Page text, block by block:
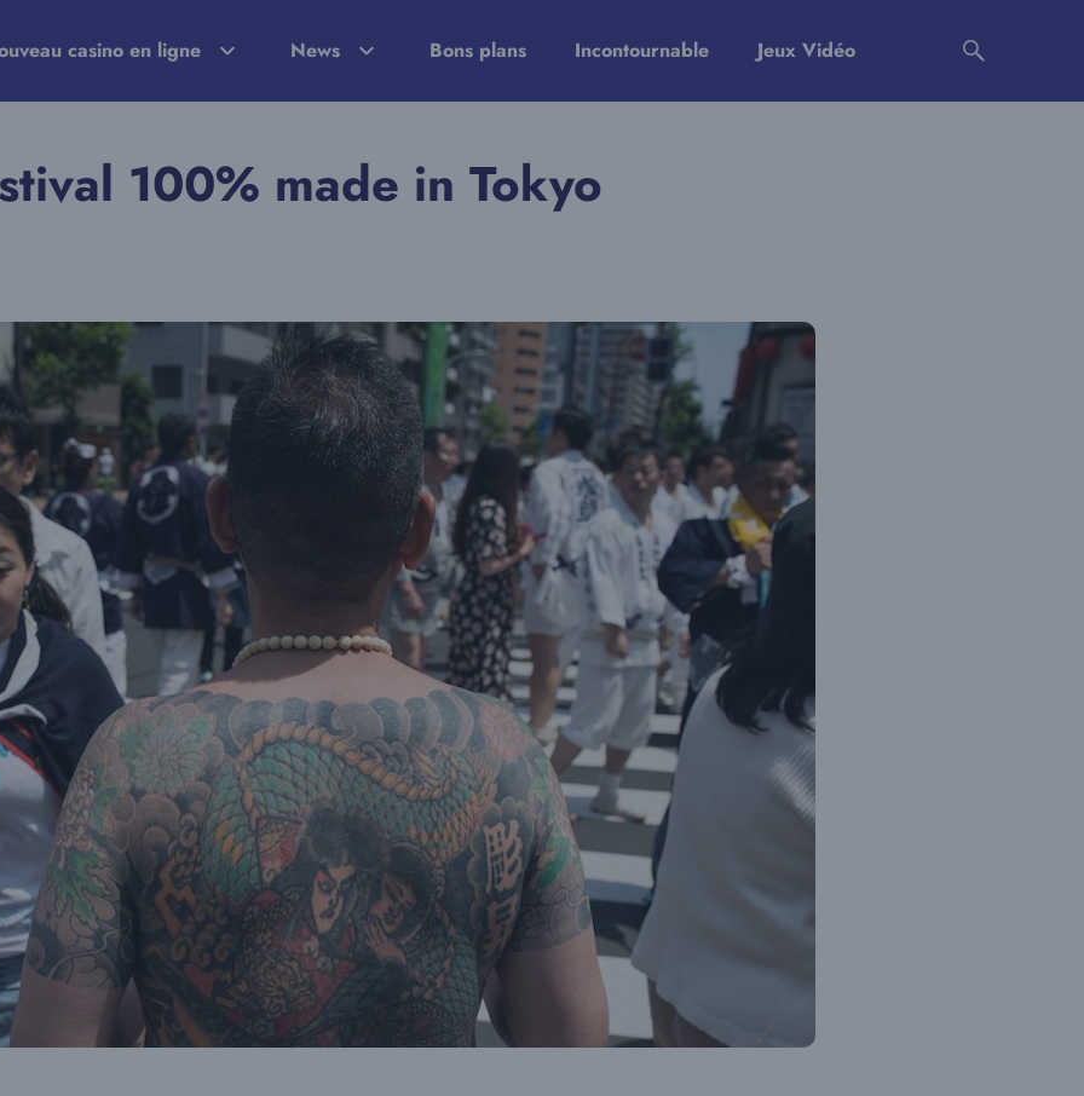
casino en ligne News Bons plans Incontournable Jeux Vidéo
100% made in Tokyo